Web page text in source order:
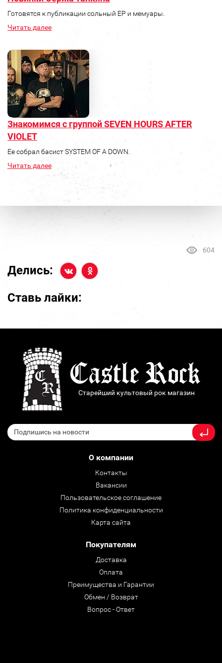
Готовятся к публикации сольный ЕР и мемуары.
Читать далее
Знакомимся с группой SEVEN HOURS AFTER
VIOLET
Ее собрал басист SYSTEM OF A DOWN.
Читать далее
604
Делись:
Ставь лайки:
Старейший культовый рок магазин
О компании
Контакты
Вакансии
Пользовательское соглашение
Политика конфиденциальности
Карта сайта
Покупателям
Доставка
Оплата
Преимущества и Гарантии
Обмен / Возврат
Вопрос - Ответ